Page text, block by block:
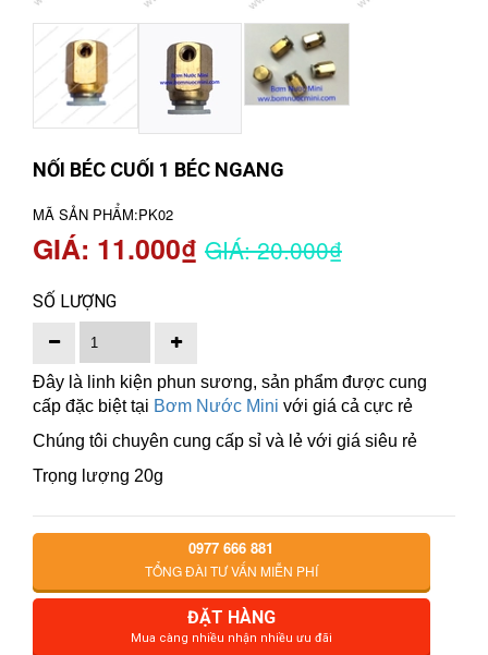
NỐI BÉC CUỐI 1 BÉC NGANG
MÃ SẢN PHẨM:PK02
GIÁ: 11.000₫ GIÁ: 20.000₫
SỐ LƯỢNG
Đây là linh kiện phun sương, sản phẩm được cung
cấp đặc biệt tại Bơm Nước Mini với giá cả cực rẻ
Chúng tôi chuyên cung cấp sỉ và lẻ với giá siêu rẻ
Trọng lượng 20g
0977 666 881
TỔNG ĐÀI TƯ VẤN MIỄN PHÍ
ĐẶT HÀNG
Mua càng nhiều nhận nhiều ưu đãi